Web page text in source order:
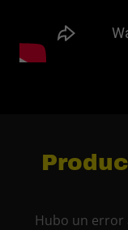
Hubo un error